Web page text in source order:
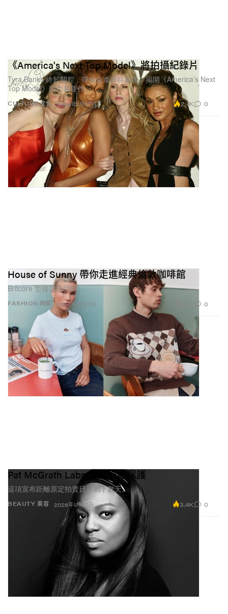
CULTURE 文化
《America's Next Top Model》將拍攝紀錄片
Tyra Banks 終於開腔，帶你走進節目幕後，揭開《America’s Next
Top Model》的內幕運作。
2026年1月27日 2.7K 0
FASHION 時裝
House of Sunny 帶你走進經典倫敦咖啡館
Britcore 型格強勢回歸。
2026年1月27日 0
BEAUTY 美容
Pat McGrath Labs 申請破產保護
這項宣布距離原定拍賣日只剩下數天。
2026年1月27日 3.4K 0